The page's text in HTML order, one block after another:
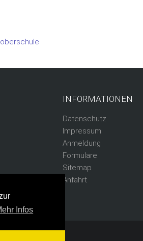
Infos
INFORMATIONEN
Datenschutz
Impressum
Anmeldung
Formulare
Sitemap
Anfahrt